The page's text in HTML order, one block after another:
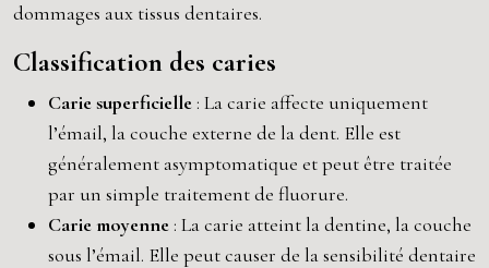
dommages aux tissus dentaires.
Classification des caries
Carie superficielle : La carie affecte uniquement
l’émail, la couche externe de la dent. Elle est
généralement asymptomatique et peut être traitée
par un simple traitement de fluorure.
Carie moyenne : La carie atteint la dentine, la couche
sous l’émail. Elle peut causer de la sensibilité dentaire